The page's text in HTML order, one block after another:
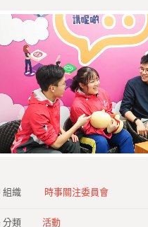
組織 時事關注委員會
分類 活動